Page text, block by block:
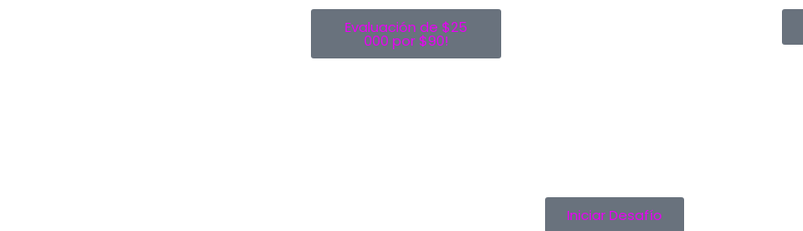
Evaluación de $25
000 por $90!
Iniciar Desafío